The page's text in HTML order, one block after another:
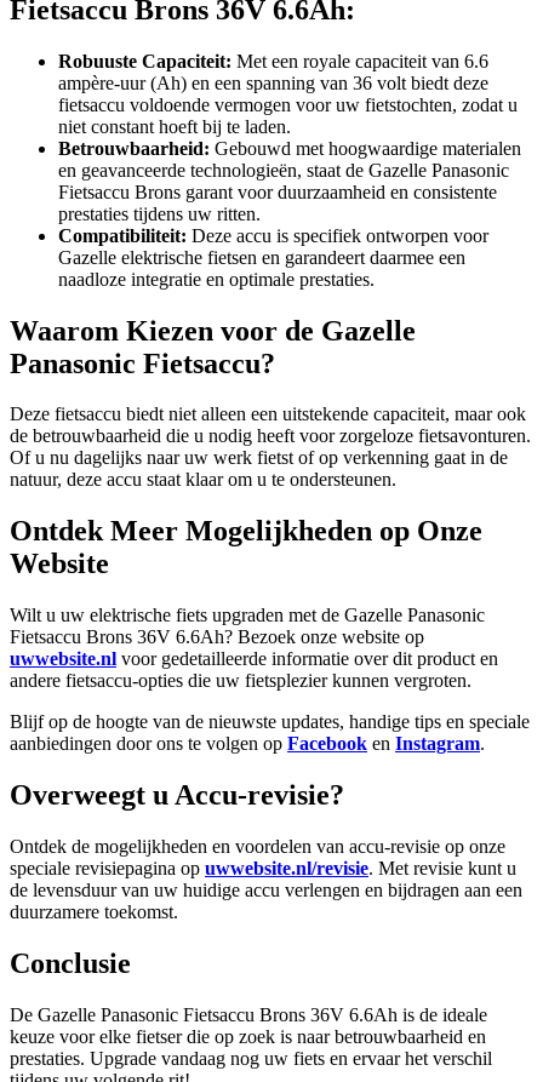
Fietsaccu Brons 36V 6.6Ah:
Robuuste Capaciteit: Met een royale capaciteit van 6.6
ampère-uur (Ah) en een spanning van 36 volt biedt deze
fietsaccu voldoende vermogen voor uw fietstochten, zodat u
niet constant hoeft bij te laden.
Betrouwbaarheid: Gebouwd met hoogwaardige materialen
en geavanceerde technologieën, staat de Gazelle Panasonic
Fietsaccu Brons garant voor duurzaamheid en consistente
prestaties tijdens uw ritten.
Compatibiliteit: Deze accu is specifiek ontworpen voor
Gazelle elektrische fietsen en garandeert daarmee een
naadloze integratie en optimale prestaties.
Waarom Kiezen voor de Gazelle
Panasonic Fietsaccu?
Deze fietsaccu biedt niet alleen een uitstekende capaciteit, maar ook
de betrouwbaarheid die u nodig heeft voor zorgeloze fietsavonturen.
Of u nu dagelijks naar uw werk fietst of op verkenning gaat in de
natuur, deze accu staat klaar om u te ondersteunen.
Ontdek Meer Mogelijkheden op Onze
Website
Wilt u uw elektrische fiets upgraden met de Gazelle Panasonic
Fietsaccu Brons 36V 6.6Ah? Bezoek onze website op
uwwebsite.nl voor gedetailleerde informatie over dit product en
andere fietsaccu-opties die uw fietsplezier kunnen vergroten.
Blijf op de hoogte van de nieuwste updates, handige tips en speciale
aanbiedingen door ons te volgen op Facebook en Instagram.
Overweegt u Accu-revisie?
Ontdek de mogelijkheden en voordelen van accu-revisie op onze
speciale revisiepagina op uwwebsite.nl/revisie. Met revisie kunt u
de levensduur van uw huidige accu verlengen en bijdragen aan een
duurzamere toekomst.
Conclusie
De Gazelle Panasonic Fietsaccu Brons 36V 6.6Ah is de ideale
keuze voor elke fietser die op zoek is naar betrouwbaarheid en
prestaties. Upgrade vandaag nog uw fiets en ervaar het verschil